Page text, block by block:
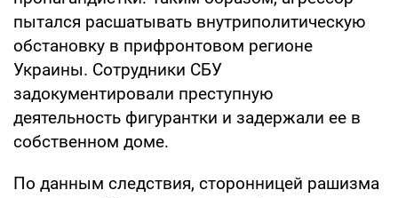
пытался расшатывать внутриполитическую
обстановку в прифронтовом регионе
Украины. Сотрудники СБУ
задокументировали преступную
деятельность фигурантки и задержали ее в
собственном доме.
По данным следствия, сторонницей рашизма